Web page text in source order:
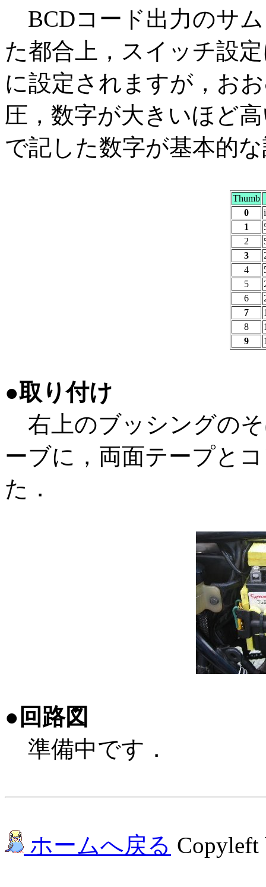
BCDコード出力のサ
た都合上，スイッチ設
に設定されますが，お
圧，数字が大きいほど
で記した数字が基本的
Thumb
0
1
2
3
4
5
6
7
8
9
●取り付け
右上のブッシングの
ーブに，両面テープと
た．
●回路図
準備中です．
ホームへ戻る Copyleft